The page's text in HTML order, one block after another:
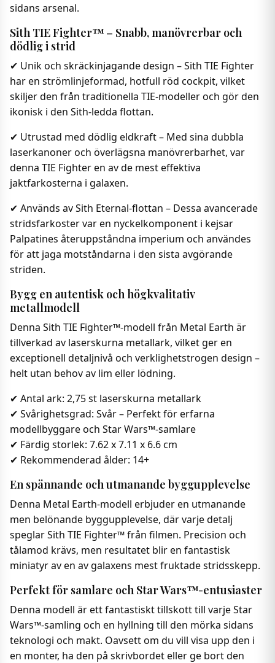
sidans arsenal.
Sith TIE Fighter™ – Snabb, manövrerbar och
dödlig i strid
✔ Unik och skräckinjagande design – Sith TIE Fighter
har en strömlinjeformad, hotfull röd cockpit, vilket
skiljer den från traditionella TIE-modeller och gör den
ikonisk i den Sith-ledda flottan.
✔ Utrustad med dödlig eldkraft – Med sina dubbla
laserkanoner och överlägsna manövrerbarhet, var
denna TIE Fighter en av de mest effektiva
jaktfarkosterna i galaxen.
✔ Används av Sith Eternal-flottan – Dessa avancerade
stridsfarkoster var en nyckelkomponent i kejsar
Palpatines återuppståndna imperium och användes
för att jaga motståndarna i den sista avgörande
striden.
Bygg en autentisk och högkvalitativ
metallmodell
Denna Sith TIE Fighter™-modell från Metal Earth är
tillverkad av laserskurna metallark, vilket ger en
exceptionell detaljnivå och verklighetstrogen design –
helt utan behov av lim eller lödning.
✔ Antal ark: 2,75 st laserskurna metallark
✔ Svårighetsgrad: Svår – Perfekt för erfarna
modellbyggare och Star Wars™-samlare
✔ Färdig storlek: 7.62 x 7.11 x 6.6 cm
✔ Rekommenderad ålder: 14+
En spännande och utmanande byggupplevelse
Denna Metal Earth-modell erbjuder en utmanande
men belönande byggupplevelse, där varje detalj
speglar Sith TIE Fighter™ från filmen. Precision och
tålamod krävs, men resultatet blir en fantastisk
miniatyr av en av galaxens mest fruktade stridsskepp.
Perfekt för samlare och Star Wars™-entusiaster
Denna modell är ett fantastiskt tillskott till varje Star
Wars™-samling och en hyllning till den mörka sidans
teknologi och makt. Oavsett om du vill visa upp den i
en monter, ha den på skrivbordet eller ge bort den